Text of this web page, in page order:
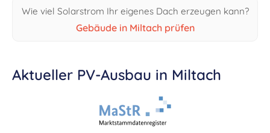
Wie viel Solarstrom Ihr eigenes Dach erzeugen kann?
Gebäude in Miltach prüfen
Aktueller PV-Ausbau in Miltach